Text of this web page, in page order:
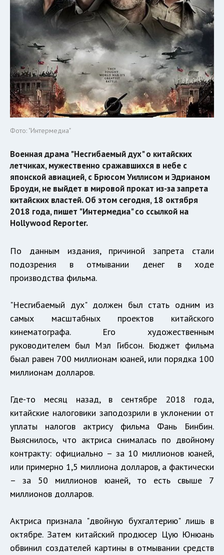
Фото: "Интермедиа"
Военная драма "Несгибаемый дух" о китайских
летчиках, мужественно сражавшихся в небе с
японской авиацией, с Брюсом Уиллисом и Эдрианом
Броуди, не выйдет в мировой прокат из-за запрета
китайских властей. Об этом сегодня, 18 октября
2018 года, пишет "Интермедиа" со ссылкой на
Hollywood Reporter.
По данным издания, причиной запрета стали
подозрения в отмывании денег в ходе
производства фильма.
"Несгибаемый дух" должен был стать одним из
самых масштабных проектов китайского
кинематографа. Его художественным
руководителем был Мэл Гибсон. Бюджет фильма
быал равен 700 миллионам юаней, или порядка 100
миллионам долларов.
Где-то месяц назад, в сентябре 2018 года,
китайские налоговики заподозрили в уклонении от
уплаты налогов актрису фильма Фань Бинбин.
Выяснилось, что актриса снималась по двойному
контракту: официально – за 10 миллионов юаней,
или примерно 1,5 миллиона долларов, а фактически
– за 50 миллионов юаней, то есть свыше 7
миллионов долларов.
Актриса признала "двойную бухгалтерию" лишь в
октябре. Затем китайский продюсер Цую Юнюань
обвинил создателей картины в отмывании средств